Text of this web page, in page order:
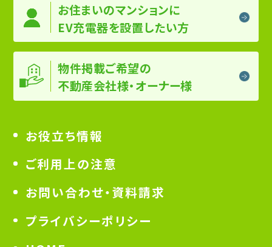
お住まいのマンションに
EV充電器を設置したい方
物件掲載ご希望の
不動産会社様・オーナー様
お役立ち情報
ご利用上の注意
お問い合わせ・資料請求
プライバシーポリシー